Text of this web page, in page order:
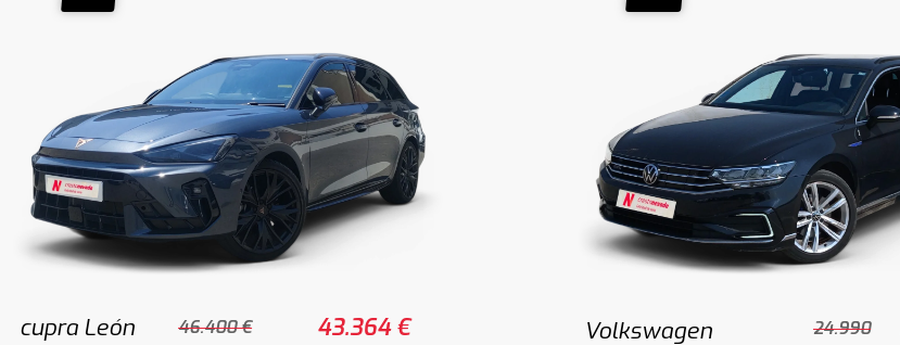
cupra León 46.400 € 43.364 €
Volkswagen
24.990